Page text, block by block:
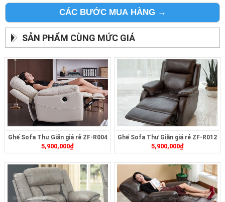
CÁC BƯỚC MUA HÀNG →
SẢN PHẨM CÙNG MỨC GIÁ
Ghế Sofa Thư Giãn giá rẻ ZF-R004
5,900,000₫
Ghế Sofa Thư Giãn giá rẻ ZF-R012
5,900,000₫